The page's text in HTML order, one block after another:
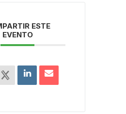
ESTE
EVENTO